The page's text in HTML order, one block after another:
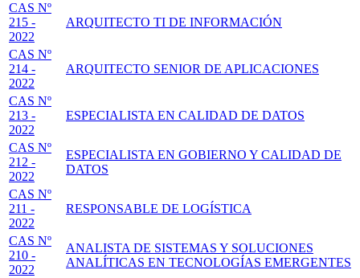
CAS Nº
215 -
2022
ARQUITECTO TI DE INFORMACIÓN
CAS Nº
214 -
2022
ARQUITECTO SENIOR DE APLICACIONES
CAS Nº
213 -
2022
ESPECIALISTA EN CALIDAD DE DATOS
CAS Nº
212 -
2022
ESPECIALISTA EN GOBIERNO Y CALIDAD DE
DATOS
CAS Nº
211 -
2022
RESPONSABLE DE LOGÍSTICA
CAS Nº
210 -
2022
ANALISTA DE SISTEMAS Y SOLUCIONES
ANALÍTICAS EN TECNOLOGÍAS EMERGENTES